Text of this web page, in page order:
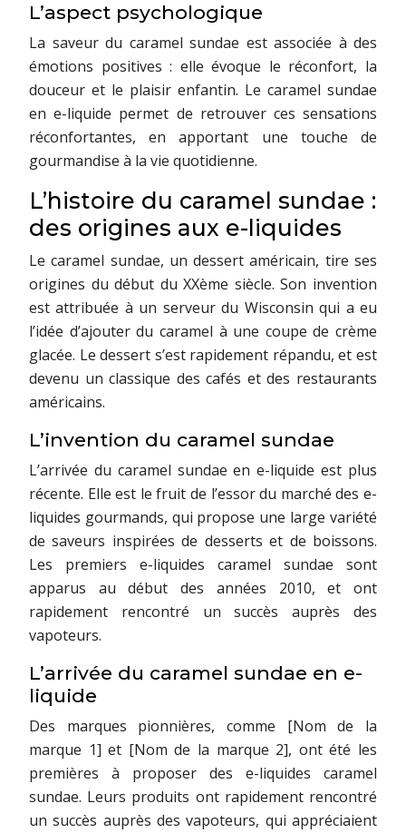
L’aspect psychologique
La saveur du caramel sundae est associée à des
émotions positives : elle évoque le réconfort, la
douceur et le plaisir enfantin. Le caramel sundae
en e-liquide permet de retrouver ces sensations
réconfortantes, en apportant une touche de
gourmandise à la vie quotidienne.
L’histoire du caramel sundae :
des origines aux e-liquides
Le caramel sundae, un dessert américain, tire ses
origines du début du XXème siècle. Son invention
est attribuée à un serveur du Wisconsin qui a eu
l’idée d’ajouter du caramel à une coupe de crème
glacée. Le dessert s’est rapidement répandu, et est
devenu un classique des cafés et des restaurants
américains.
L’invention du caramel sundae
L’arrivée du caramel sundae en e-liquide est plus
récente. Elle est le fruit de l’essor du marché des e-
liquides gourmands, qui propose une large variété
de saveurs inspirées de desserts et de boissons.
Les premiers e-liquides caramel sundae sont
apparus au début des années 2010, et ont
rapidement rencontré un succès auprès des
vapoteurs.
L’arrivée du caramel sundae en e-
liquide
Des marques pionnières, comme [Nom de la
marque 1] et [Nom de la marque 2], ont été les
premières à proposer des e-liquides caramel
sundae. Leurs produits ont rapidement rencontré
un succès auprès des vapoteurs, qui appréciaient